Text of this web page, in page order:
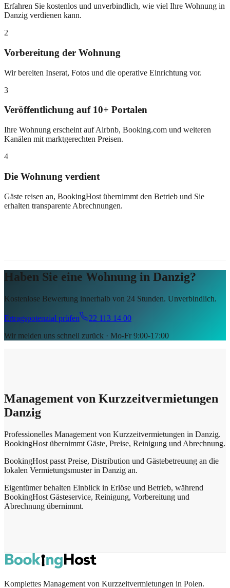
Erfahren Sie kostenlos und unverbindlich, wie viel Ihre Wohnung in
Danzig verdienen kann.
2
Vorbereitung der Wohnung
Wir bereiten Inserat, Fotos und die operative Einrichtung vor.
3
Veröffentlichung auf 10+ Portalen
Ihre Wohnung erscheint auf Airbnb, Booking.com und weiteren
Kanälen mit marktgerechten Preisen.
4
Die Wohnung verdient
Gäste reisen an, BookingHost übernimmt den Betrieb und Sie
erhalten transparente Abrechnungen.
Haben Sie eine Wohnung in Danzig?
Kostenlose Bewertung innerhalb von 24 Stunden. Unverbindlich.
Ertragspotenzial prüfen
22 113 14 00
Wir melden uns schnell zurück · Mo-Fr 9:00-17:00
Management von Kurzzeitvermietungen
Danzig
Professionelles Management von Kurzzeitvermietungen in Danzig.
BookingHost übernimmt Gäste, Preise, Reinigung und Abrechnung.
BookingHost passt Preise, Distribution und Gästebetreuung an die
lokalen Vermietungsmuster in Danzig an.
Eigentümer behalten Einblick in Erlöse und Betrieb, während
BookingHost Gästeservice, Reinigung, Vorbereitung und
Abrechnung übernimmt.
Komplettes Management von Kurzzeitvermietungen in Polen.